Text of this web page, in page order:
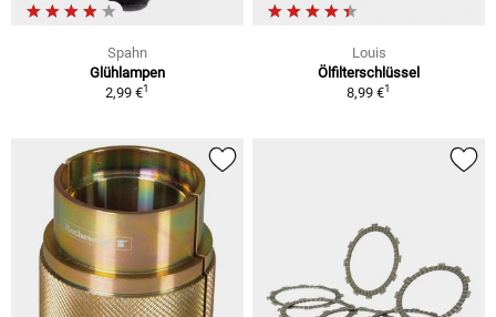
Spahn
Glühlampen
2,99 €1
Louis
Ölfilterschlüssel
8,99 €1